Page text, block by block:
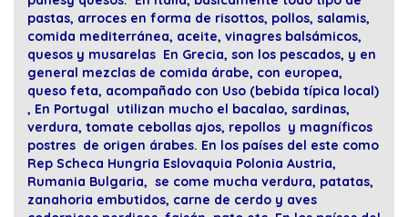
pastas, arroces en forma de risottos, pollos, salamis,
comida mediterránea, aceite, vinagres balsámicos,
quesos y musarelas En Grecia, son los pescados, y en
general mezclas de comida árabe, con europea,
queso feta, acompañado con Uso (bebida típica local)
, En Portugal utilizan mucho el bacalao, sardinas,
verdura, tomate cebollas ajos, repollos y magníficos
postres de origen árabes. En los países del este como
Rep Scheca Hungria Eslovaquia Polonia Austria,
Rumania Bulgaria, se come mucha verdura, patatas,
zanahoria embutidos, carne de cerdo y aves